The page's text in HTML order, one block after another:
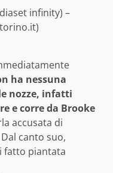
infinity) –
ha nessuna
nozze, infatti
e corre da Brooke
accusata di
canto suo,
fatto piantata